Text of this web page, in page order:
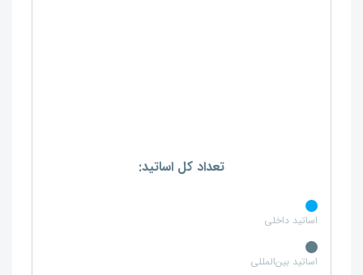
تعداد کل اساتید:
اساتید داخلی
اساتید بین‌المللی